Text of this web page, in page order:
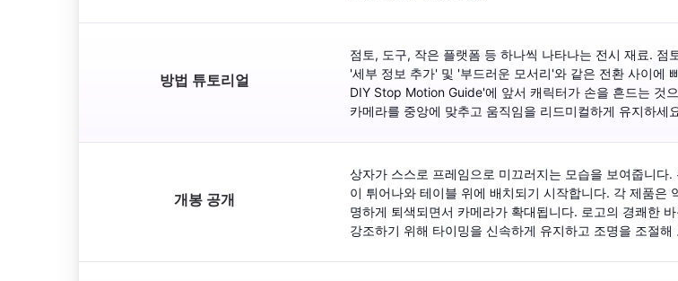
방법 튜토리얼
점토, 도구, 작은 플랫폼 등 하나씩 나타나는 전시 재료. 점
'세부 정보 추가' 및 '부드러운 모서리'와 같은 전환 사이에
DIY Stop Motion Guide'에 앞서 캐릭터가 손을 흔드는 것
카메라를 중앙에 맞추고 움직임을 리드미컬하게 유지하세
개봉 공개
상자가 스스로 프레임으로 미끄러지는 모습을 보여줍니다
이 튀어나와 테이블 위에 배치되기 시작합니다. 각 제품은
명하게 퇴색되면서 카메라가 확대됩니다. 로고의 경쾌한
강조하기 위해 타이밍을 신속하게 유지하고 조명을 조절해